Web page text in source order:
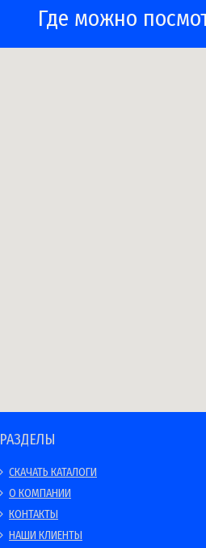
Где можно
РАЗДЕЛЫ
СКАЧАТЬ КАТАЛОГИ
О КОМПАНИИ
КОНТАКТЫ
НАШИ КЛИЕНТЫ